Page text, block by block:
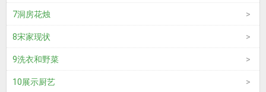
7洞房花烛
8宋家现状
9洗衣和野菜
10展示厨艺